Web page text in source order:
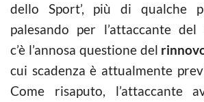
dello Sport’, più di qualche
palesando per l’attaccante del
c’è l’annosa questione del
cui scadenza è attualmente
Come risaputo, l’attaccante